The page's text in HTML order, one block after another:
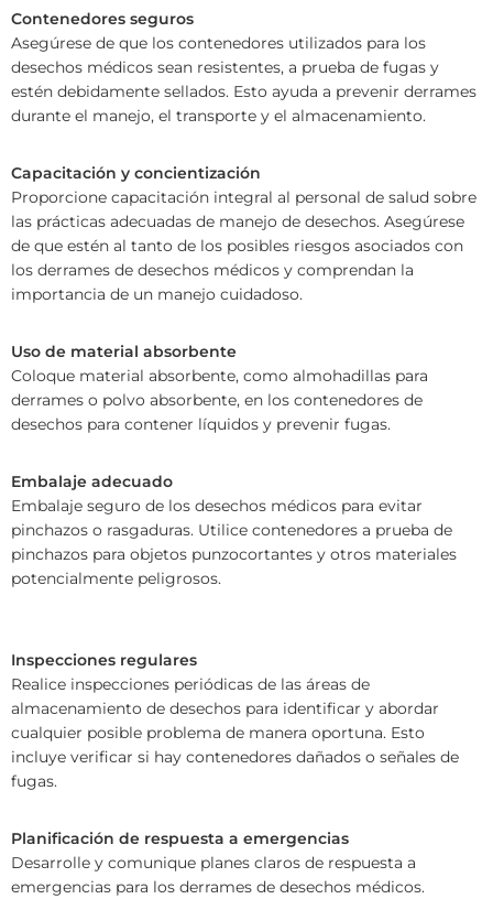
Contenedores seguros
Asegúrese de que los contenedores utilizados para los
desechos médicos sean resistentes, a prueba de fugas y
estén debidamente sellados. Esto ayuda a prevenir derrames
durante el manejo, el transporte y el almacenamiento.
Capacitación y concientización
Proporcione capacitación integral al personal de salud sobre
las prácticas adecuadas de manejo de desechos. Asegúrese
de que estén al tanto de los posibles riesgos asociados con
los derrames de desechos médicos y comprendan la
importancia de un manejo cuidadoso.
Uso de material absorbente
Coloque material absorbente, como almohadillas para
derrames o polvo absorbente, en los contenedores de
desechos para contener líquidos y prevenir fugas.
Embalaje adecuado
Embalaje seguro de los desechos médicos para evitar
pinchazos o rasgaduras. Utilice contenedores a prueba de
pinchazos para objetos punzocortantes y otros materiales
potencialmente peligrosos.
Inspecciones regulares
Realice inspecciones periódicas de las áreas de
almacenamiento de desechos para identificar y abordar
cualquier posible problema de manera oportuna. Esto
incluye verificar si hay contenedores dañados o señales de
fugas.
Planificación de respuesta a emergencias
Desarrolle y comunique planes claros de respuesta a
emergencias para los derrames de desechos médicos.